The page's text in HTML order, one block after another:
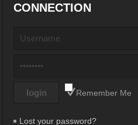
CONNECTION
Remember Me
Lost your password?